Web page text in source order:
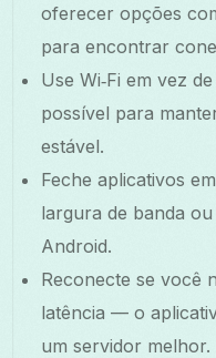
oferecer opções
para encontrar
Use Wi‑Fi em vez
possível para
estável.
Feche aplicativos
largura de banda
Android.
Reconecte se você
latência — o
um servidor melhor.